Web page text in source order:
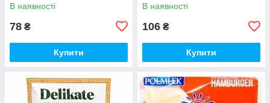
В наявності
78 ₴
Купити
В наявності
106 ₴
Купити